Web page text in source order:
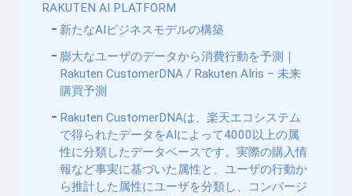
RAKUTEN AI PLATFORM
新たなAIビジネスモデルの構築
膨大なユーザのデータから消費行動を予測｜
Rakuten CustomerDNA / Rakuten AIris – 未来
購買予測
Rakuten CustomerDNAは、楽天エコシステム
で得られたデータをAIによって4000以上の属
性に分類したデータベースです。実際の購入情
報など事実に基づいた属性と、ユーザの行動か
ら推計した属性にユーザを分類し、コンバージ